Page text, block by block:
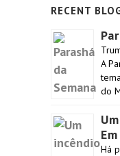
RECENT
A
do
Há